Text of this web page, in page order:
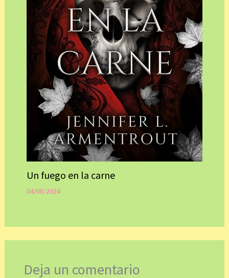
Un fuego en la carne
04/08/2024
Deja un comentario